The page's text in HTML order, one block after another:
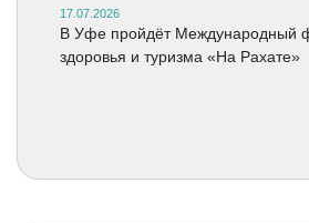
17.07.2026
В Уфе пройдёт Международный
здоровья и туризма «На Рахате»